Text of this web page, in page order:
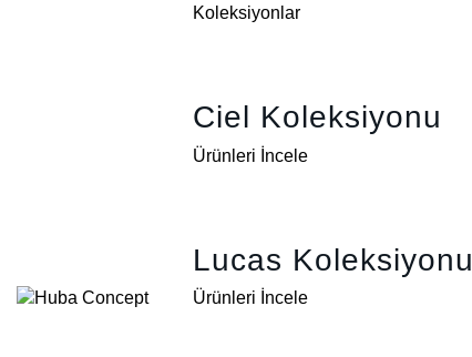
Koleksiyonlar
Ciel Koleksiyonu
Ürünleri İncele
Lucas Koleksiyonu
Ürünleri İncele